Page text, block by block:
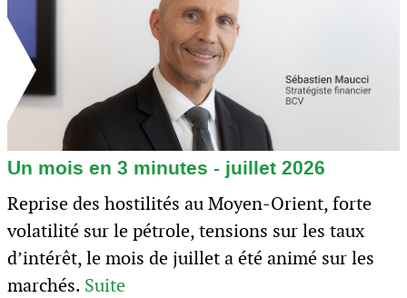
Un mois en 3 minutes - juillet 2026
Reprise des hostilités au Moyen-Orient, forte
volatilité sur le pétrole, tensions sur les taux
d’intérêt, le mois de juillet a été animé sur les
marchés. Suite